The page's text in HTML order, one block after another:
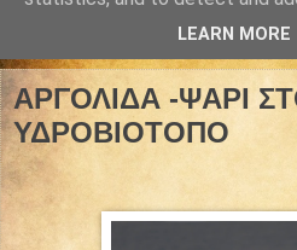
ΑΡΓΟΛΙΔΑ -ΨΑΡΙ
ΥΔΡΟΒΙΟΤΟΠΟ
LEARN MORE